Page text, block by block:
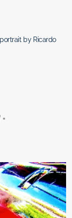
by Ricardo
•